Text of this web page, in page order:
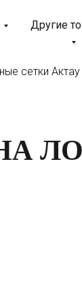
Другие
сетки Актау